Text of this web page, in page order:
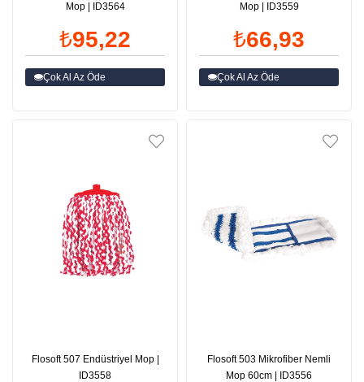
Mop | ID3564
₺95,22
Çok Al Az Öde
Mop | ID3559
₺66,93
Çok Al Az Öde
Flosoft 507 Endüstriyel Mop |
ID3558
Flosoft 503 Mikrofiber Nemli
Mop 60cm | ID3556